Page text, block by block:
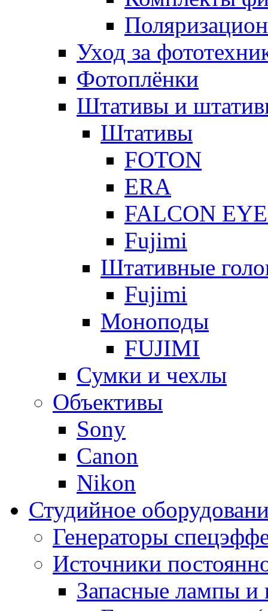
Уход за
Фотоплёнки
Штативы и
Штативы
FOTON
ERA
FALCON
Fujimi
Штативные
Fujimi
Моноподы
FUJIMI
Сумки и чехлы
Объективы
Sony
Canon
Nikon
Студийное
Генераторы
Источники
Запасные лампы и